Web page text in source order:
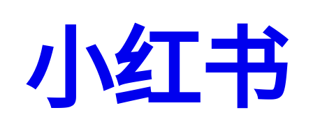
小红书